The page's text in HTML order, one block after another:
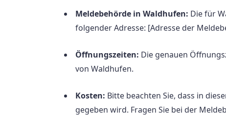
Meldebehörde in Waldhufen: Die für
folgender Adresse: [Adresse der
Öffnungszeiten: Die genauen
von Waldhufen.
Kosten: Bitte beachten Sie, dass in
gegeben wird. Fragen Sie bei der